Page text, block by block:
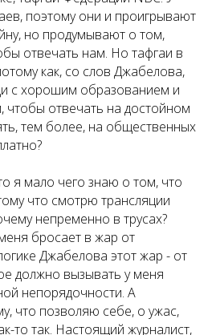
поэтому они и проигрывают
но продумывают о том,
отвечать нам. Но тафгаи в
как, со слов Джабелова,
с хорошим образованием и
чтобы отвечать на достойном
тем более, на общественных
я мало чего знаю о том, что
что смотрю трансляции
непременно в трусах?
бросает в жар от
Джабелова этот жар - от
должно вызывать у меня
непорядочности. А
что позволяю себе, о ужас,
то так. Настоящий журналист,